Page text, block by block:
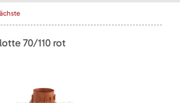
70/110 rot